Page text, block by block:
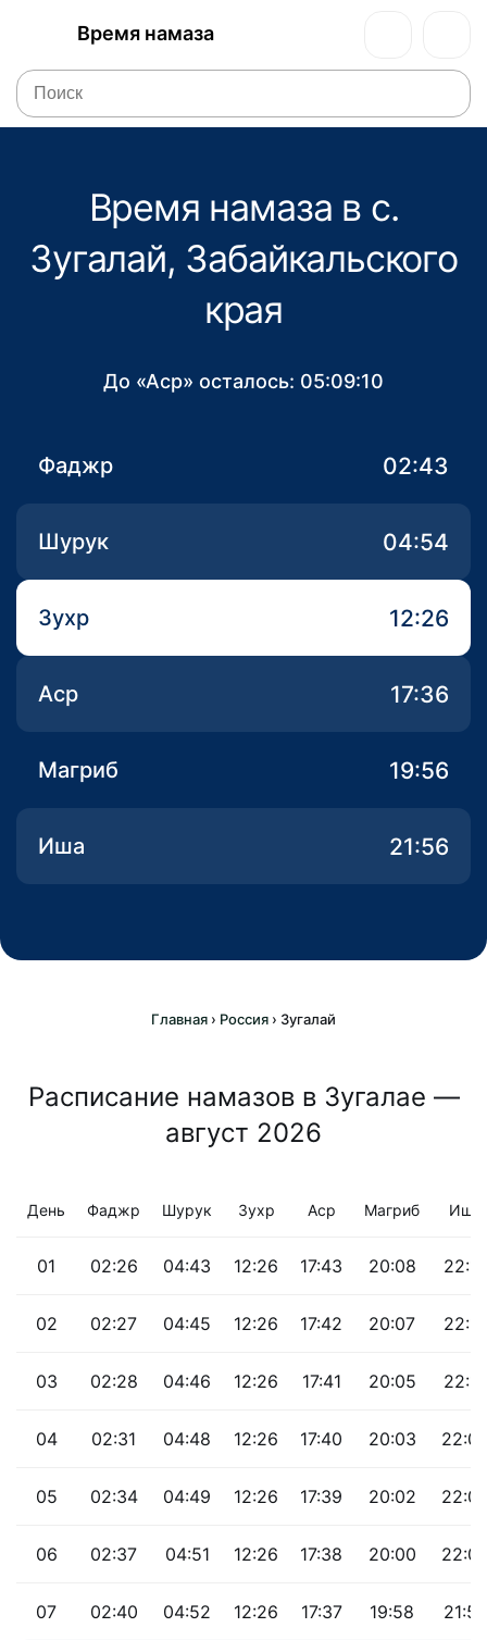
Время намаза
Время намаза в с.
Зугалай, Забайкальского
края
До «Аср» осталось: 05:09:10
Фаджр 02:43
Шурук 04:54
Зухр 12:26
Аср 17:36
Магриб 19:56
Иша 21:56
Главная › Россия › Зугалай
Расписание намазов в Зугалае —
август 2026
День Фаджр Шурук Зухр Аср Магриб Иша
01 02:26 04:43 12:26 17:43 20:08 22:16
02 02:27 04:45 12:26 17:42 20:07 22:13
03 02:28 04:46 12:26 17:41 20:05 22:10
04 02:31 04:48 12:26 17:40 20:03
05 02:34 04:49 12:26 17:39 20:02
06 02:37 04:51 12:26 17:38 20:00
07 02:40 04:52 12:26 17:37 19:58 21:59